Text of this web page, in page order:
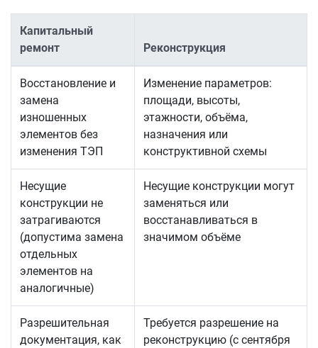
Капитальный
ремонт
Реконструкция
Восстановление и
замена
изношенных
элементов без
изменения ТЭП
Изменение параметров:
площади, высоты,
этажности, объёма,
назначения или
конструктивной схемы
Несущие
конструкции не
затрагиваются
(допустима замена
отдельных
элементов на
аналогичные)
Несущие конструкции могут
заменяться или
восстанавливаться в
значимом объёме
Разрешительная
документация, как
Требуется разрешение на
реконструкцию (с сентября